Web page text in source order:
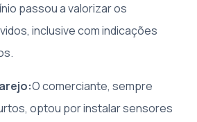
passou a valorizar os
inclusive com indicações
O comerciante, sempre
optou por instalar sensores